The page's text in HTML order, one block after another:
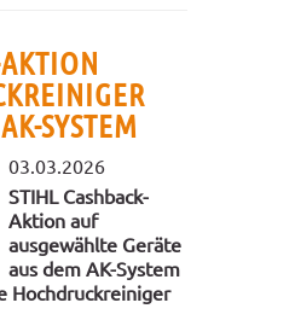
SYSTEM
03.03.2026
STIHL Cashback-
Aktion auf
ausgewählte Geräte
aus dem AK-System
Hochdruckreiniger